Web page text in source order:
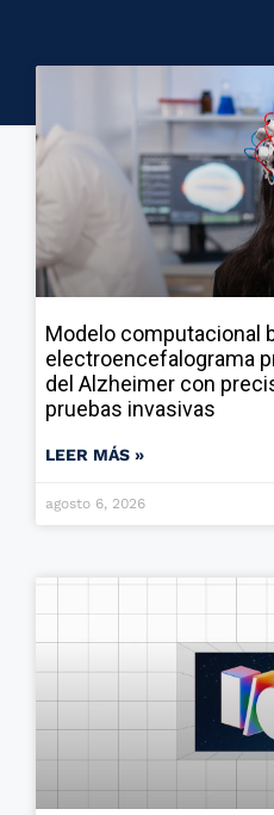
Modelo computacional
electroencefalograma
del Alzheimer con
pruebas invasivas
LEER MÁS »
agosto 6, 2026